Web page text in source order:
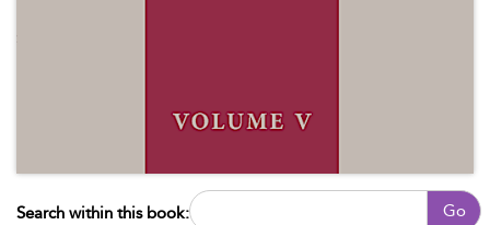
Search within this book: Go